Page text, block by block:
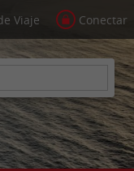
Viaje Conectar